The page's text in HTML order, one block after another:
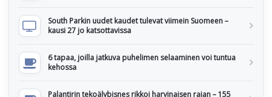
South Parkin uudet kaudet tulevat viimein Suomeen –
kausi 27 jo katsottavissa
6 tapaa, joilla jatkuva puhelimen selaaminen voi tuntua
kehossa
Palantirin tekoälybisnes rikkoi harvinaisen rajan – 155